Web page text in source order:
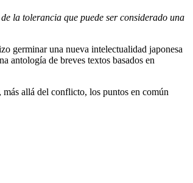
la tolerancia que puede ser considerado una
germinar una nueva intelectualidad japonesa
antología de breves textos basados en
allá del conflicto, los puntos en común